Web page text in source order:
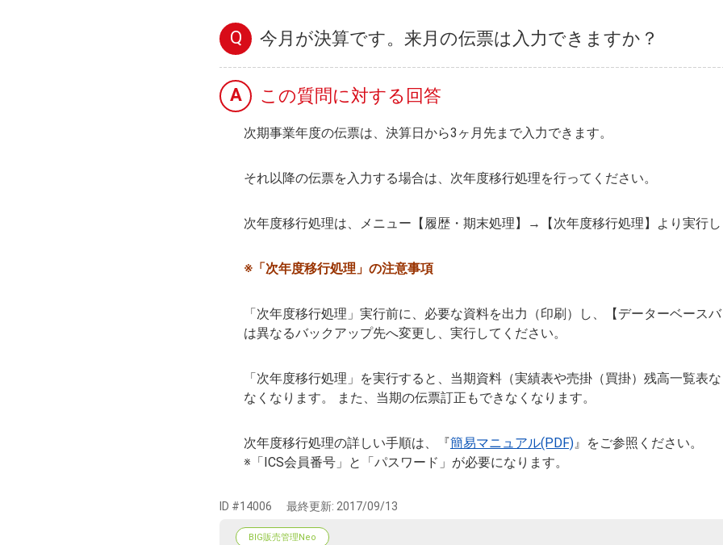
Q 今月が決算です。来月の伝票は入力できますか？
A この質問に対する回答
次期事業年度の伝票は、決算日から3ヶ月先まで入力できます。
それ以降の伝票を入力する場合は、次年度移行処理を行ってください。
次年度移行処理は、メニュー【履歴・期末処理】→【次年度移行処理】より実行
※「次年度移行処理」の注意事項
「次年度移行処理」実行前に、必要な資料を出力（印刷）し、【データーベース
は異なるバックアップ先へ変更し、実行してください。
「次年度移行処理」を実行すると、当期資料（実績表や売掛（買掛）残高一覧表
なくなります。 また、当期の伝票訂正もできなくなります。
次年度移行処理の詳しい手順は、『簡易マニュアル(PDF)』をご参照ください。
※「ICS会員番号」と「パスワード」が必要になります。
ID #14006 最終更新: 2017/09/13
BIG販売管理Neo